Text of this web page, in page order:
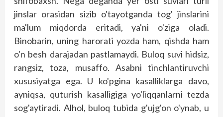
jinslar orasidan sizib o'tayotganda tog' jinslarini
ma'lum miqdorda eritadi, ya'ni o'ziga oladi.
Binobarin, uning harorati yozda ham, qishda ham
o'n besh darajadan pastlamaydi. Buloq suvi hidsiz,
rangsiz, toza, musaffo. Asabni tinchlantiruvchi
xususiyatga ega. U ko'pgina kasalliklarga davo,
ayniqsa, quturish kasalligiga yo'liqqanlarni tezda
sog'aytiradi. Alhol, buloq tubida g'ujg'on o'ynab, u